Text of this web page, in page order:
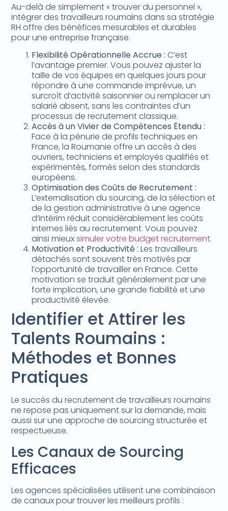
Au-delà de simplement « trouver du personnel »,
intégrer des travailleurs roumains dans sa stratégie
RH offre des bénéfices mesurables et durables
pour une entreprise française.
Flexibilité Opérationnelle Accrue : C’est
l’avantage premier. Vous pouvez ajuster la
taille de vos équipes en quelques jours pour
répondre à une commande imprévue, un
surcroît d’activité saisonnier ou remplacer un
salarié absent, sans les contraintes d’un
processus de recrutement classique.
Accès à un Vivier de Compétences Étendu :
Face à la pénurie de profils techniques en
France, la Roumanie offre un accès à des
ouvriers, techniciens et employés qualifiés et
expérimentés, formés selon des standards
européens.
Optimisation des Coûts de Recrutement :
L’externalisation du sourcing, de la sélection et
de la gestion administrative à une agence
d’intérim réduit considérablement les coûts
internes liés au recrutement. Vous pouvez
ainsi mieuxsimuler votre budget recrutement.
Motivation et Productivité : Les travailleurs
détachés sont souvent très motivés par
l’opportunité de travailler en France. Cette
motivation se traduit généralement par une
forte implication, une grande fiabilité et une
productivité élevée.
Identifier et Attirer les
Talents Roumains :
Méthodes et Bonnes
Pratiques
Le succès du recrutement de travailleurs roumains
ne repose pas uniquement sur la demande, mais
aussi sur une approche de sourcing structurée et
respectueuse.
Les Canaux de Sourcing
Efficaces
Les agences spécialisées utilisent une combinaison
de canaux pour trouver les meilleurs profils :